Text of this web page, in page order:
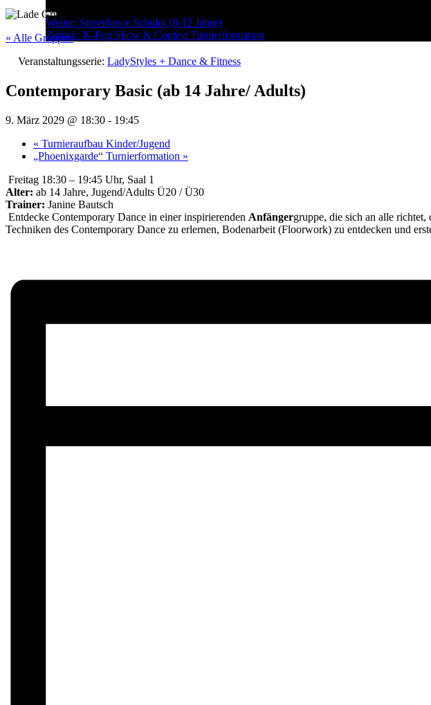
Menu
Post
navigation
Weiter: Streetdance Schüler (8-12 Jahre)
Zurück: K-Pop Show & Contest Turnierformation
« Alle Gruppen
Veranstaltungsserie: LadyStyles + Dance & Fitness
Contemporary Basic (ab 14 Jahre/ Adults)
9. März 2029 @ 18:30 - 19:45
« Turnieraufbau Kinder/Jugend
„Phoenixgarde“ Turnierformation »
Freitag 18:30 – 19:45 Uhr, Saal 1
Alter: ab 14 Jahre, Jugend/Adults Ü20 / Ü30
Trainer: Janine Bautsch
Entdecke Contemporary Dance in einer inspirierenden Anfängergruppe, die sich an alle
Techniken des Contemporary Dance zu erlernen, Bodenarbeit (Floorwork) zu entdecken und